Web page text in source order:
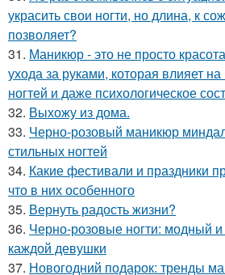
украсить свои ногти, но длина, к
позволяет?
31. Маникюр - это не просто
ухода за руками, которая влияет на
ногтей и даже психологическое
32. Выхожу из дома.
33. Черно-розовый маникюр
стильных ногтей
34. Какие фестивали и праздники
что в них особенного
35. Вернуть радость жизни?
36. Черно-розовые ногти: модный
каждой девушки
37. Новогодний подарок: тренды